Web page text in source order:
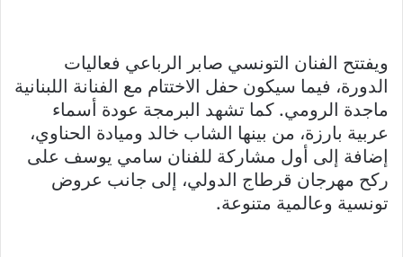
ويفتتح الفنان التونسي صابر الرباعي فعاليات
الدورة، فيما سيكون حفل الاختتام مع الفنانة اللبنانية
ماجدة الرومي. كما تشهد البرمجة عودة أسماء
عربية بارزة، من بينها الشاب خالد وميادة الحناوي،
إضافة إلى أول مشاركة للفنان سامي يوسف على
ركح مهرجان قرطاج الدولي، إلى جانب عروض
تونسية وعالمية متنوعة.